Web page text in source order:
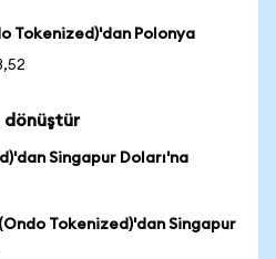
Tokenized)'dan Polonya
dönüştür
Singapur Doları'na
Tokenized)'dan Singapur